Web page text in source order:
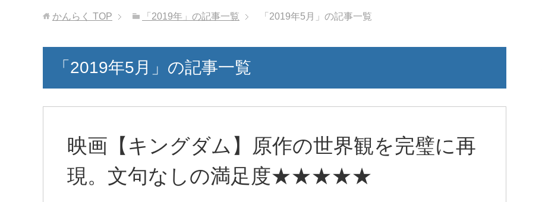
かんらく TOP 「2019年」の記事一覧 「2019年5月」の記事一覧
「2019年5月」の記事一覧
映画【キングダム】原作の世界観を完璧に再
現。文句なしの満足度★★★★★